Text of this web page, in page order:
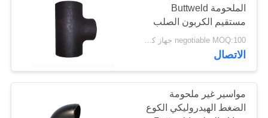
PRIVACY
POLICY
الملحومة Buttweld
مستقيم الكربون الصلب
المحملة اللوحة السوداء مع
سطح الانفجار النار
negotiable MOQ:100 جهاز كمبيوتر شخصى
الاتصال
مواسير غير ملحومة
الضغط الهيدروليكي الكوع